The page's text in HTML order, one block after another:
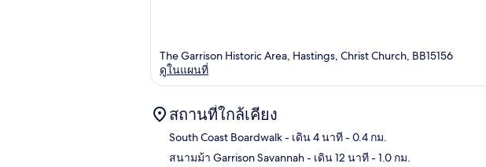
The Garrison Historic Area, Hastings, Christ Church, BB15156
ดูในแผนที่
สถานที่ใกล้เคียง
South Coast Boardwalk- เดิน 4 นาที- 0.4 กม.
สนามม้า Garrison Savannah- เดิน 12 นาที- 1.0 กม.